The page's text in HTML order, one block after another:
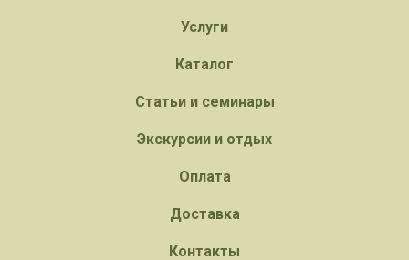
Услуги
Каталог
Статьи и семинары
Экскурсии и отдых
Оплата
Доставка
Контакты